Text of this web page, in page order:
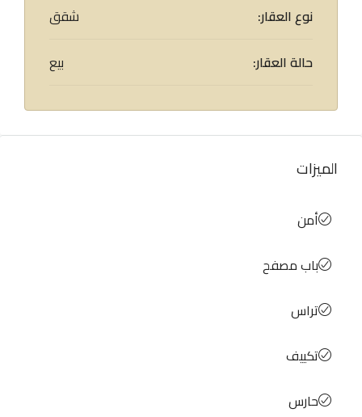
نوع العقار:
شقق
حالة العقار:
بيع
الميزات
أمن
باب مصفح
تراس
تكييف
حارس